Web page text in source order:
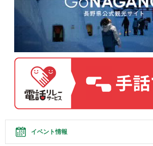
イベント情報